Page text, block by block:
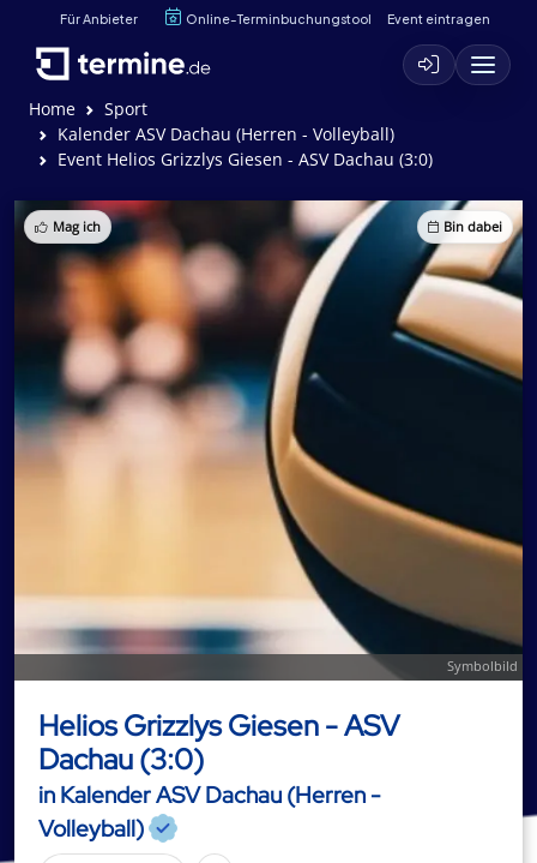
Für Anbieter Online-Terminbuchungstool Event eintragen
Home
Sport
Kalender ASV Dachau (Herren - Volleyball)
Event Helios Grizzlys Giesen - ASV Dachau (3:0)
Mag ich Bin dabei
Symbolbild
Helios Grizzlys Giesen - ASV
Dachau (3:0)
in Kalender ASV Dachau (Herren -
Volleyball)